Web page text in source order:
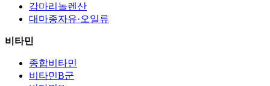
감마리놀렌산
대마종자유·오일류
비타민
종합비타민
비타민B군